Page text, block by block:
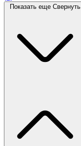
Показать еще Свернуть